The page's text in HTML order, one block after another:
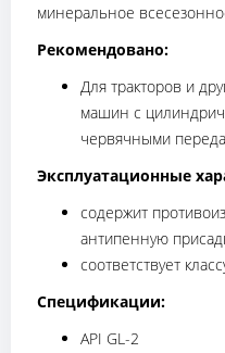
минеральное
Рекомендовано:
Для тракторов и
машин с
червячными
Эксплуатационные
содержит
антипенную
соответствует
Спецификации:
API GL-2